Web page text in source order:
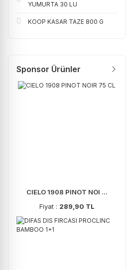
YUMURTA 30 LU
KOOP KASAR TAZE 800 G
Sponsor Ürünler
CIELO 1908 PINOT NOI ...
Fiyat : 289,90 TL